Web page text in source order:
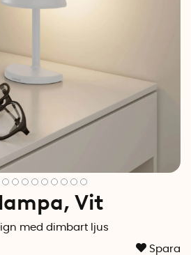
Vit
med dimbart ljus
Spara